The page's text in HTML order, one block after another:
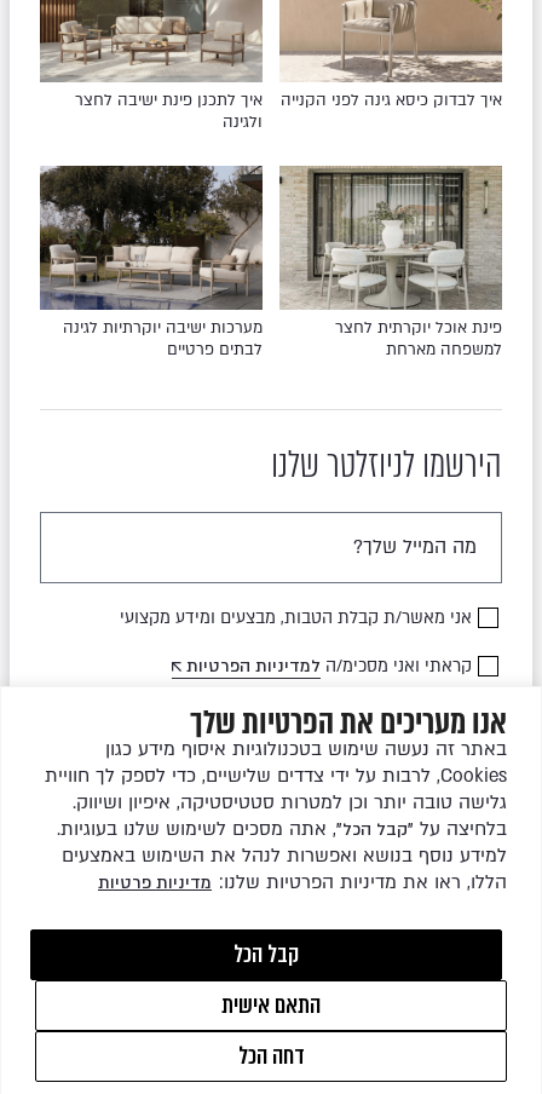
אנו מעריכים את הפרטיות שלך
באתר זה נעשה שימוש בטכנולוגיות איסוף מידע כגון
Cookies, לרבות על ידי צדדים שלישיים, כדי לספק לך חוויית
גלישה טובה יותר וכן למטרות סטטיסטיקה, איפיון ושיווק.
בלחיצה על "קבל הכל", אתה מסכים לשימוש שלנו בעוגיות.
למידע נוסף בנושא ואפשרות לנהל את השימוש באמצעים
הללו, ראו את מדיניות הפרטיות שלנו: מדיניות פרטיות
התאם אישית
דחה הכל
קבל הכל
איך לבדוק כיסא גינה לפני הקנייה
איך לתכנן פינת ישיבה לחצר
ולגינה
פינת אוכל יוקרתית לחצר
למשפחה מארחת
מערכות ישיבה יוקרתיות לגינה
לבתים פרטיים
הירשמו לניוזלטר שלנו
אני מאשר/ת קבלת הטבות, מבצעים ומידע מקצועי
קראתי ואני מסכימ/ה למדיניות הפרטיות
שלחו לי עדכונים
כל הזכויות שמורות לגרין ריהוט גן בע"מ © 2026
WEBSITE BYISL DESIGN